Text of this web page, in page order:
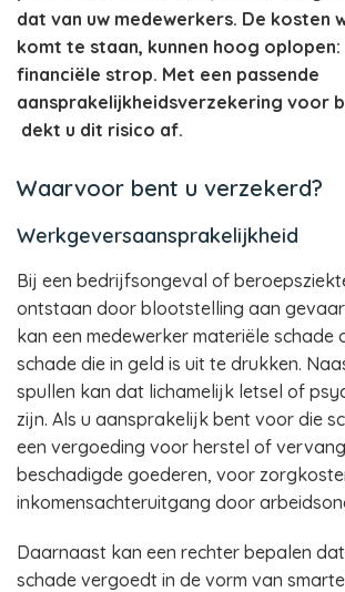
dat van uw medewerkers. De kosten
komt te staan, kunnen hoog oplopen:
financiële strop. Met een passende
aansprakelijkheidsverzekering voor
dekt u dit risico af.
Waarvoor bent u verzekerd?
Werkgeversaansprakelijkheid
Bij een bedrijfsongeval of
ontstaan door blootstelling aan
kan een medewerker materiële schade
schade die in geld is uit te drukken.
spullen kan dat lichamelijk letsel of
zijn. Als u aansprakelijk bent voor die
een vergoeding voor herstel of
beschadigde goederen, voor
inkomensachteruitgang door
Daarnaast kan een rechter bepalen
schade vergoedt in de vorm van